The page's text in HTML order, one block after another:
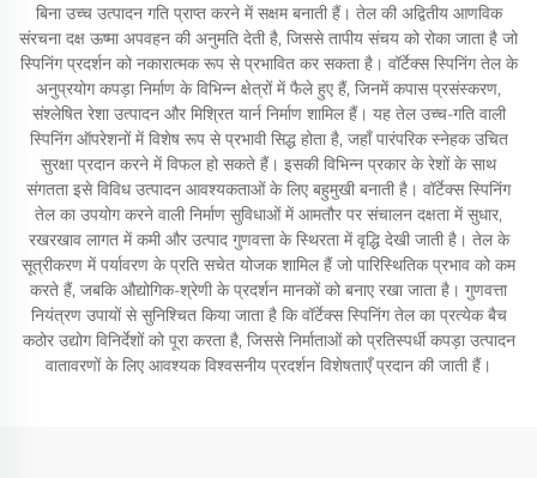
बिना उच्च उत्पादन गति प्राप्त करने में सक्षम बनाती हैं। तेल की अद्वितीय आणविक
संरचना दक्ष ऊष्मा अपवहन की अनुमति देती है, जिससे तापीय संचय को रोका जाता है जो
स्पिनिंग प्रदर्शन को नकारात्मक रूप से प्रभावित कर सकता है। वॉर्टेक्स स्पिनिंग तेल के
अनुप्रयोग कपड़ा निर्माण के विभिन्न क्षेत्रों में फैले हुए हैं, जिनमें कपास प्रसंस्करण,
संश्लेषित रेशा उत्पादन और मिश्रित यार्न निर्माण शामिल हैं। यह तेल उच्च-गति वाली
स्पिनिंग ऑपरेशनों में विशेष रूप से प्रभावी सिद्ध होता है, जहाँ पारंपरिक स्नेहक उचित
सुरक्षा प्रदान करने में विफल हो सकते हैं। इसकी विभिन्न प्रकार के रेशों के साथ
संगतता इसे विविध उत्पादन आवश्यकताओं के लिए बहुमुखी बनाती है। वॉर्टेक्स स्पिनिंग
तेल का उपयोग करने वाली निर्माण सुविधाओं में आमतौर पर संचालन दक्षता में सुधार,
रखरखाव लागत में कमी और उत्पाद गुणवत्ता के स्थिरता में वृद्धि देखी जाती है। तेल के
सूत्रीकरण में पर्यावरण के प्रति सचेत योजक शामिल हैं जो पारिस्थितिक प्रभाव को कम
करते हैं, जबकि औद्योगिक-श्रेणी के प्रदर्शन मानकों को बनाए रखा जाता है। गुणवत्ता
नियंत्रण उपायों से सुनिश्चित किया जाता है कि वॉर्टेक्स स्पिनिंग तेल का प्रत्येक बैच
कठोर उद्योग विनिर्देशों को पूरा करता है, जिससे निर्माताओं को प्रतिस्पर्धी कपड़ा उत्पादन
वातावरणों के लिए आवश्यक विश्वसनीय प्रदर्शन विशेषताएँ प्रदान की जाती हैं।